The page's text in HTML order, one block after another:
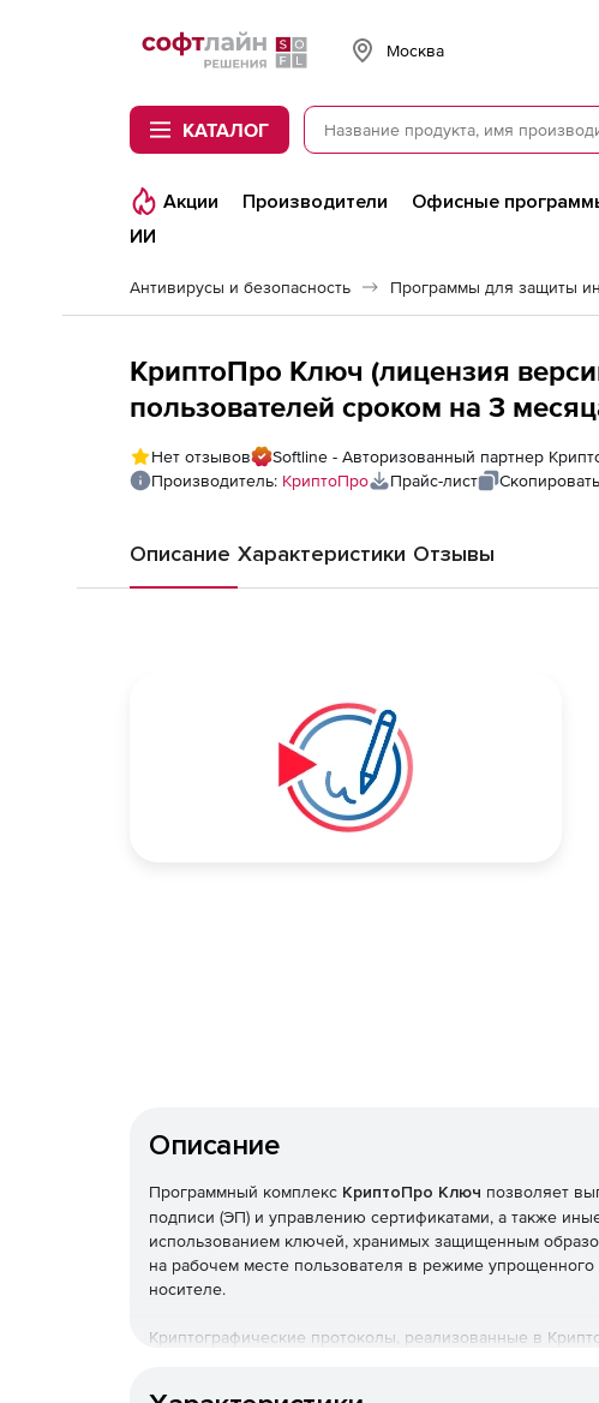
Softline
Москва
КАТАЛОГ
Акции Производители Офисные
ИИ
Антивирусы и безопасность Программы для защиты
КриптоПро Ключ (лицензия
пользователей сроком на 3
Нет отзывов
Softline - Авторизованный партнер
Производитель: КриптоПро Прайс-лист
Описание Характеристики Отзывы
Описание
Программный комплекс КриптоПро Ключ позволяет
подписи (ЭП) и управлению сертификатами, а также
использованием ключей, хранимых защищенным
на рабочем месте пользователя в режиме
носителе.
Криптографические протоколы, реализованные в